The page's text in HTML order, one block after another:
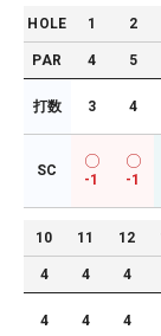
HOLE 1 2
PAR 4 5
打数 3 4
SC
-1 -1
10 11 12
4 4 4
4 4 4